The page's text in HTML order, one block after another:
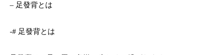
– 足發背とは
-# 足發背とは